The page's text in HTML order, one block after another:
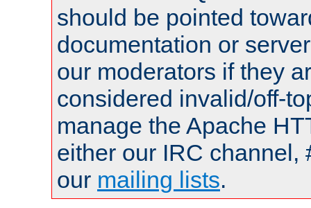
should be pointed
documentation or
our moderators if they
considered invalid/off-
manage the Apache
either our IRC channel,
our mailing lists.